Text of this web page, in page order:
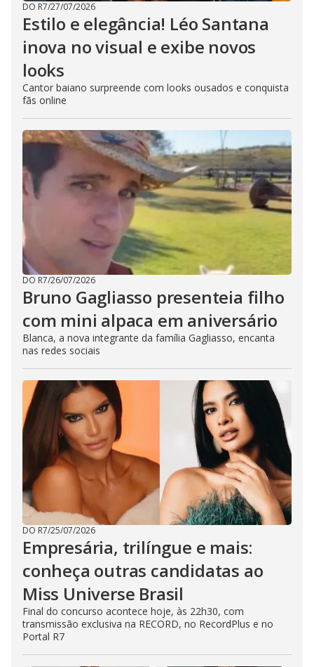
DO R7/27/07/2026
Estilo e elegância! Léo Santana
inova no visual e exibe novos
looks
Cantor baiano surpreende com looks ousados e conquista
fãs online
DO R7/26/07/2026
Bruno Gagliasso presenteia filho
com mini alpaca em aniversário
Blanca, a nova integrante da família Gagliasso, encanta
nas redes sociais
DO R7/25/07/2026
Empresária, trilíngue e mais:
conheça outras candidatas ao
Miss Universe Brasil
Final do concurso acontece hoje, às 22h30, com
transmissão exclusiva na RECORD, no RecordPlus e no
Portal R7